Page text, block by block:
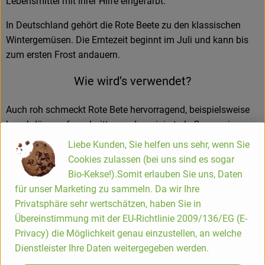
In Deutschland gehört die Rote Beete zu den klassischen
Wintergemüsen. Die Erntezeit beginnt im Juli und kann bis
zum ersten Frost andauern.
Wie wird’s verwendet?
Auch roh schmeckt Rote Bete hervorragend, beispielsweise
hauchdünn aufgeschnitten und mariniert als Carpaccio.
Hierfür eignet sich besonders junge Sommer-Rote Bete. Rohe
Rote Bete enthält besonders viele Vitamine und
Mineralstoffe, da diese nicht durch das Kochen zerstört
werden.
Zur Weiterverwendung von Rote Bete in leckeren Gerichten
wird diese vorerst für 30-40 Min. in kochendem Salzwasser
gar gekocht.
Wegen seiner wertvollen Inhaltsstoffe wird der Saft der
Liebe Kunden, Sie helfen uns sehr, wenn Sie
Cookies zulassen (bei uns sind es sogar
Bio-Kekse!).Somit erlauben Sie uns, Daten
für unser Marketing zu sammeln. Da wir Ihre
Privatsphäre sehr wertschätzen, haben Sie in
Übereinstimmung mit der EU-Richtlinie 2009/136/EG (E-
Privacy) die Möglichkeit genau einzustellen, an welche
Dienstleister Ihre Daten weitergegeben werden.